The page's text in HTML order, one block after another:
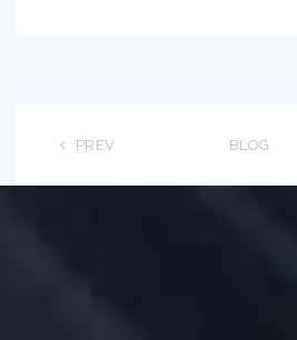
PREV BLOG